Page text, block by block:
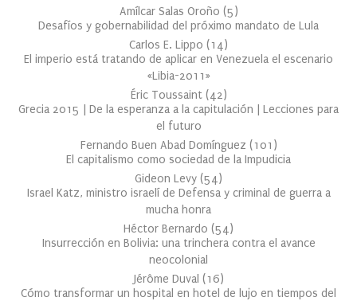
Amílcar Salas Oroño (5)
Desafíos y gobernabilidad del próximo mandato de Lula
Carlos E. Lippo (14)
El imperio está tratando de aplicar en Venezuela el escenario
«Libia-2011»
Éric Toussaint (42)
Grecia 2015 | De la esperanza a la capitulación | Lecciones para
el futuro
Fernando Buen Abad Domínguez (101 )
El capitalismo como sociedad de la Impudicia
Gideon Levy (54)
Israel Katz, ministro israelí de Defensa y criminal de guerra a
mucha honra
Héctor Bernardo (54)
Insurrección en Bolivia: una trinchera contra el avance
neocolonial
Jérôme Duval (16)
Cómo transformar un hospital en hotel de lujo en tiempos del